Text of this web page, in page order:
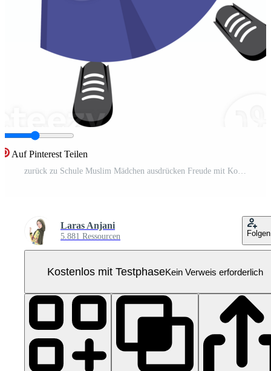
Auf Pinterest Teilen
zurück zu Schule Muslim Mädchen ausdrücken Freude mit Koreanisch Geste Pro PNG
Laras Anjani
5.881 Ressourcen Folgen
Kostenlos mit TestphaseKein Verweis erforderlich